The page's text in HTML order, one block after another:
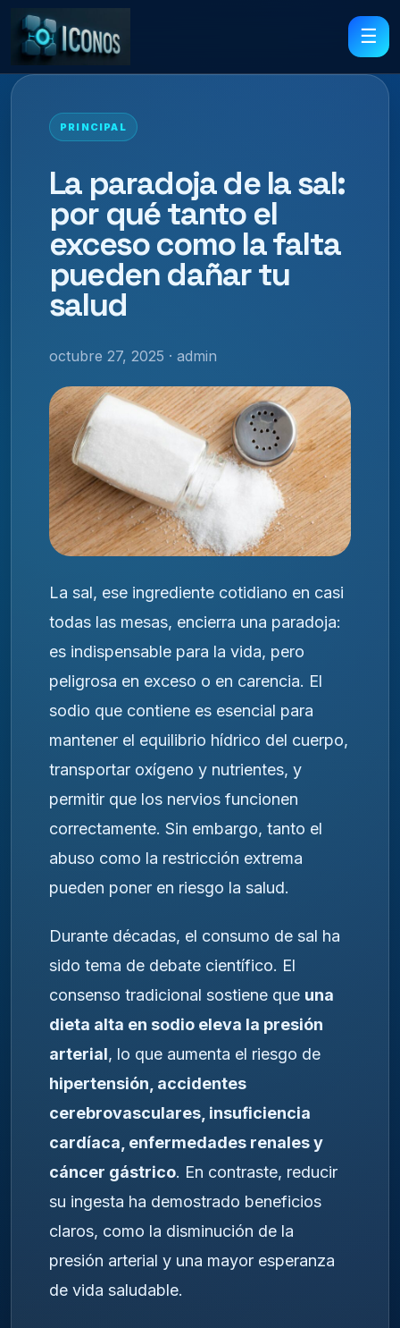
☰
PRINCIPAL
La paradoja de la sal:
por qué tanto el
exceso como la falta
pueden dañar tu
salud
octubre 27, 2025 · admin
La sal, ese ingrediente cotidiano en casi
todas las mesas, encierra una paradoja:
es indispensable para la vida, pero
peligrosa en exceso o en carencia. El
sodio que contiene es esencial para
mantener el equilibrio hídrico del cuerpo,
transportar oxígeno y nutrientes, y
permitir que los nervios funcionen
correctamente. Sin embargo, tanto el
abuso como la restricción extrema
pueden poner en riesgo la salud.
Durante décadas, el consumo de sal ha
sido tema de debate científico. El
consenso tradicional sostiene que una
dieta alta en sodio eleva la presión
arterial, lo que aumenta el riesgo de
hipertensión, accidentes
cerebrovasculares, insuficiencia
cardíaca, enfermedades renales y
cáncer gástrico. En contraste, reducir
su ingesta ha demostrado beneficios
claros, como la disminución de la
presión arterial y una mayor esperanza
de vida saludable.